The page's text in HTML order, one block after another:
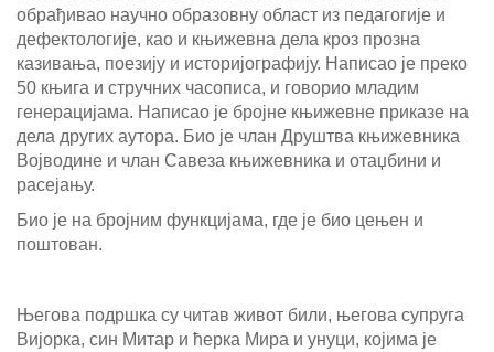
обрађивао научно образовну област из педагогије и
дефектологије, као и књижевна дела кроз прозна
казивања, поезију и историјографију. Написао је преко
50 књига и стручних часописа, и говорио младим
генерацијама. Написао је бројне књижевне приказе на
дела других аутора. Био је члан Друштва књижевника
Војводине и члан Савеза књижевника и отаџбини и
расејању.
Био је на бројним функцијама, где је био цењен и
поштован.
Његова подршка су читав живот били, његова супруга
Вијорка, син Митар и ћерка Мира и унуци, којима је